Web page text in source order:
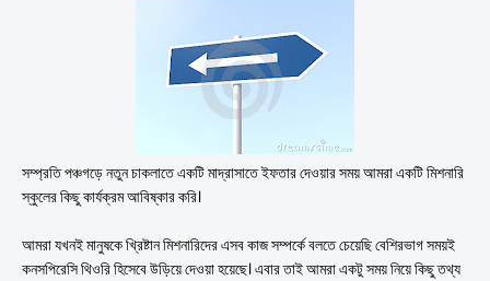
সম্প্রতি পঞ্চগড়ে নতুন চাকলাতে একটি মাদ্রাসাতে ইফতার দেওয়ার সময় আমরা একটি মিশনারি
স্কুলের কিছু কার্যক্রম আবিষ্কার করি।
আমরা যখনই মানুষকে খ্রিষ্টান মিশনারিদের এসব কাজ সম্পর্কে বলতে চেয়েছি বেশিরভাগ সময়ই
কনসপিরেসি থিওরি হিসেবে উড়িয়ে দেওয়া হয়েছে। এবার তাই আমরা একটু সময় নিয়ে কিছু তথ্য